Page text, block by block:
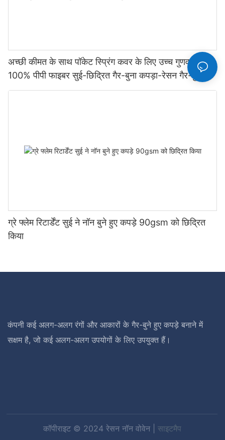
अच्छी कीमत के साथ पॉकेट स्प्रिंग कवर के लिए उच्च गुणवत्ता वाले
100% पीपी फाइबर सुई-छिद्रित गैर-बुना कपड़ा-रेसन गैर-बुना
ग्रे फ्लेम रिटार्डेंट सुई ने नॉन बुने हुए कपड़े 90gsm को छिद्रित
किया
कंपनी कई अलग-अलग रंगों और आकारों के गैर-बुने हुए कपड़े बनाने में
सक्षम है, जो कई अलग-अलग उपयोगों के लिए उपयुक्त हैं।
कॉपीराइट © 2024 रेसन नॉन वोवेन | साइटमैप